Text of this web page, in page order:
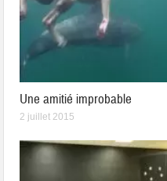
Une amitié improbable
2 juillet 2015